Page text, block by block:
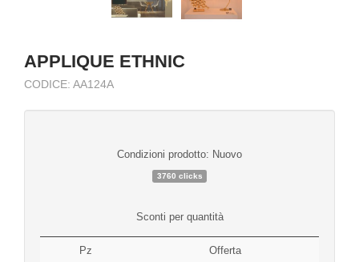
APPLIQUE ETHNIC
CODICE: AA124A
Condizioni prodotto: Nuovo
3760 clicks
Sconti per quantità
Pz Offerta